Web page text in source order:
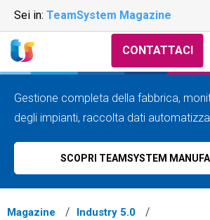
Sei in: TeamSystem Magazine
CONTATTACI
Gestione completa della fabbrica,
degli impianti, raccolta dati
SCOPRI TEAMSYSTEM
Magazine
Industry 5.0